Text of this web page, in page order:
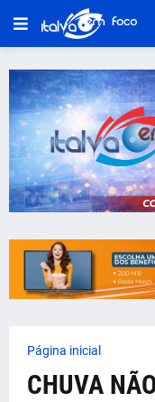
Página inicial
CHUVA